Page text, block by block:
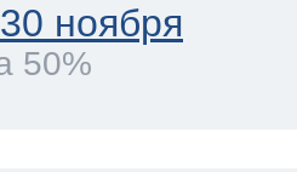
ноября
50%